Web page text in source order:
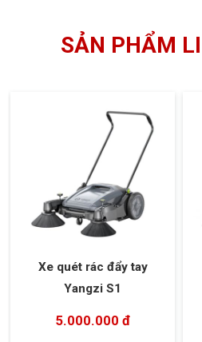
SẢN PHẨM
Xe quét rác đẩy tay
Yangzi S1
5.000.000 đ